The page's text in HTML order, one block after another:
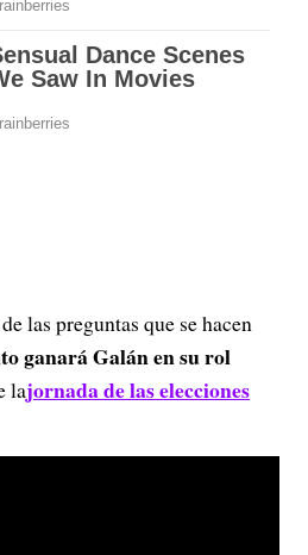
las preguntas que se hacen
ganará Galán en su rol
lajornada de las elecciones